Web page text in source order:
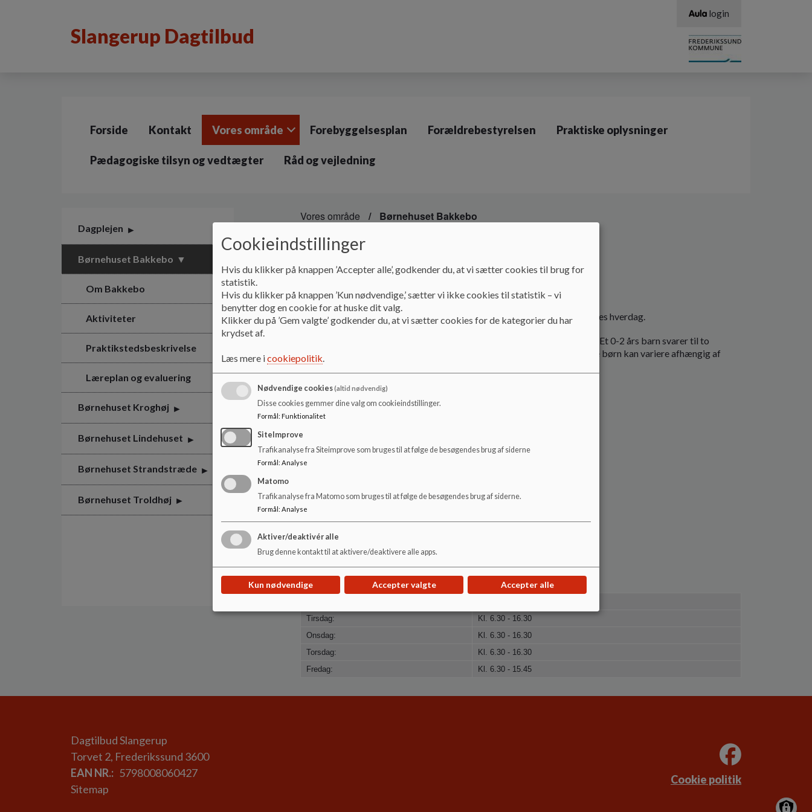
Slangerup Dagtilbud
login
Forside Kontakt Vores område Forebyggelsesplan Forældrebestyrelsen Praktiske oplysninger
Pædagogiske tilsyn og vedtægter Råd og vejledning
Dagplejen
Børnehuset Bakkebo
Om Bakkebo
Aktiviteter
Praktikstedsbeskrivelse
Læreplan og evaluering
Børnehuset Kroghøj
Børnehuset Lindehuset
Børnehuset Strandstræde
Børnehuset Troldhøj
Vores område Børnehuset Bakkebo
Børnehuset Bakkebo
Velkommen til Børnehuset Bakkebo
Velkommen til vores hjemmeside. Her kan du læse om børnehuset og vores hverdag.
Børnehuset Bakkebo er en 0-6 år institution med plads til ca. 68 enheder. Et 0-2 års barn svarer til to
enheder og børn over 3 år svarer til en enhed. Fordelingen af små og store børn kan variere afhængig af
ventelisten.
Kontakt
Børnehuset Bakkebo
Lystrupvej 9 B
3550 Slangerup
47 35 21 14
Dagtilbudsleder
Jette Lissi Larsen
Åbningstider
Tirsdag:
Kl. 6.30 - 16.30
Onsdag:
Kl. 6.30 - 16.30
Torsdag:
Kl. 6.30 - 16.30
Fredag:
Kl. 6.30 - 15.45
Dagtilbud Slangerup
Torvet 2, Frederikssund 3600
EAN NR.
5798008060427
Sitemap
Cookie politik
Cookieindstillinger
Hvis du klikker på knappen ’Accepter alle’, godkender du, at vi sætter cookies til brug for
statistik.
Hvis du klikker på knappen ’Kun nødvendige,’ sætter vi ikke cookies til statistik – vi
benytter dog en cookie for at huske dit valg.
Klikker du på ’Gem valgte’ godkender du, at vi sætter cookies for de kategorier du har
krydset af.
Læs mere icookiepolitik.
Nødvendige cookies(altid nødvendig)
Disse cookies gemmer dine valg om cookieindstillinger.
Formål : Funktionalitet
SiteImprove
Trafikanalyse fra Siteimprove som bruges til at følge de besøgendes brug af siderne
Formål : Analyse
Matomo
Trafikanalyse fra Matomo som bruges til at følge de besøgendes brug af siderne.
Formål: Analyse
Aktiver/deaktivér alle
Brug denne kontakt til at aktivere/deaktivere alle apps.
Kun nødvendige Accepter valgte Accepter alle